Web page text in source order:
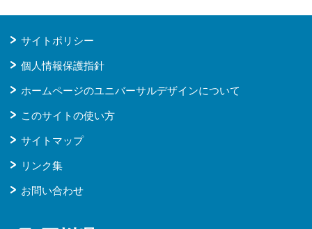
サイトポリシー
個人情報保護指針
ホームページのユニバーサルデザインについて
このサイトの使い方
サイトマップ
リンク集
お問い合わせ